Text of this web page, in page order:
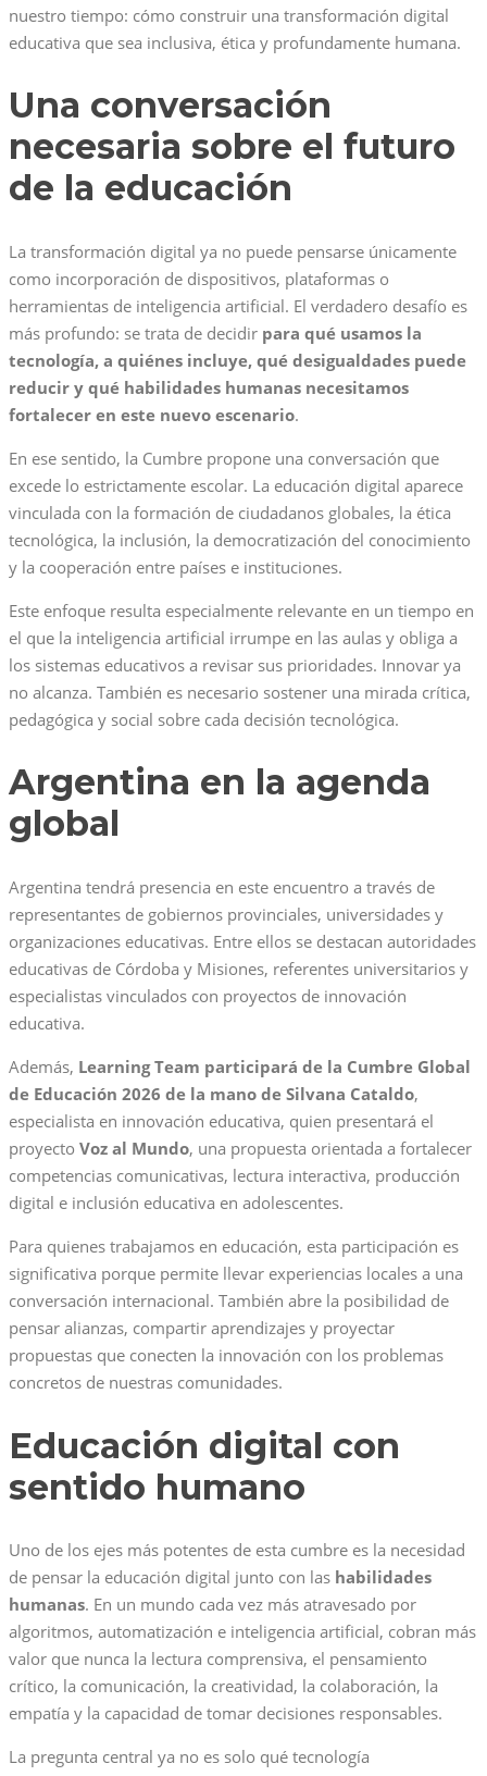
nuestro tiempo: cómo construir una transformación digital
educativa que sea inclusiva, ética y profundamente humana.
Una conversación
necesaria sobre el futuro
de la educación
La transformación digital ya no puede pensarse únicamente
como incorporación de dispositivos, plataformas o
herramientas de inteligencia artificial. El verdadero desafío es
más profundo: se trata de decidir para qué usamos la
tecnología, a quiénes incluye, qué desigualdades puede
reducir y qué habilidades humanas necesitamos
fortalecer en este nuevo escenario.
En ese sentido, la Cumbre propone una conversación que
excede lo estrictamente escolar. La educación digital aparece
vinculada con la formación de ciudadanos globales, la ética
tecnológica, la inclusión, la democratización del conocimiento
y la cooperación entre países e instituciones.
Este enfoque resulta especialmente relevante en un tiempo en
el que la inteligencia artificial irrumpe en las aulas y obliga a
los sistemas educativos a revisar sus prioridades. Innovar ya
no alcanza. También es necesario sostener una mirada crítica,
pedagógica y social sobre cada decisión tecnológica.
Argentina en la agenda
global
Argentina tendrá presencia en este encuentro a través de
representantes de gobiernos provinciales, universidades y
organizaciones educativas. Entre ellos se destacan autoridades
educativas de Córdoba y Misiones, referentes universitarios y
especialistas vinculados con proyectos de innovación
educativa.
Además, Learning Team participará de la Cumbre Global
de Educación 2026 de la mano de Silvana Cataldo,
especialista en innovación educativa, quien presentará el
proyecto Voz al Mundo, una propuesta orientada a fortalecer
competencias comunicativas, lectura interactiva, producción
digital e inclusión educativa en adolescentes.
Para quienes trabajamos en educación, esta participación es
significativa porque permite llevar experiencias locales a una
conversación internacional. También abre la posibilidad de
pensar alianzas, compartir aprendizajes y proyectar
propuestas que conecten la innovación con los problemas
concretos de nuestras comunidades.
Educación digital con
sentido humano
Uno de los ejes más potentes de esta cumbre es la necesidad
de pensar la educación digital junto con las habilidades
humanas. En un mundo cada vez más atravesado por
algoritmos, automatización e inteligencia artificial, cobran más
valor que nunca la lectura comprensiva, el pensamiento
crítico, la comunicación, la creatividad, la colaboración, la
empatía y la capacidad de tomar decisiones responsables.
La pregunta central ya no es solo qué tecnología